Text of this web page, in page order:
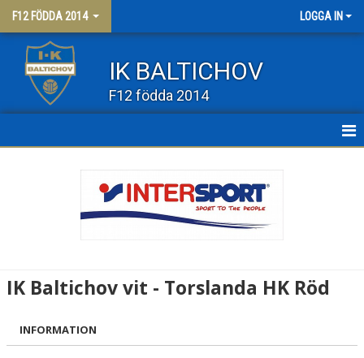
F12 FÖDDA 2014 LOGGA IN
IK BALTICHOV
F12 födda 2014
BILDGALLERI
IK Baltichov vit - Torslanda HK Röd
INFORMATION